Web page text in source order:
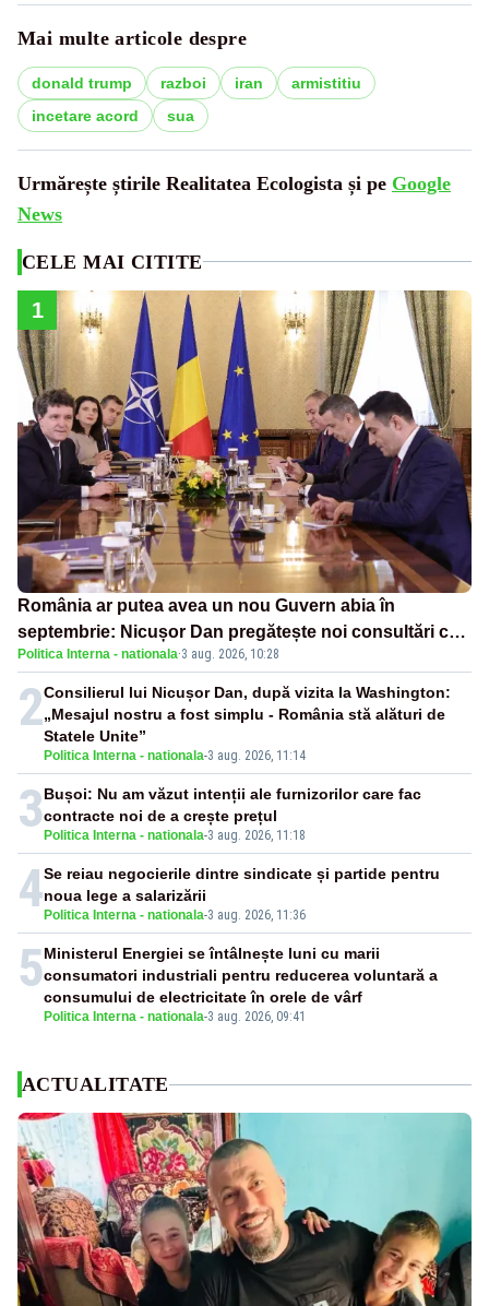
Mai multe articole despre
donald trump razboi iran
armistitiu
incetare acord
sua
Urmărește știrile Realitatea Ecologista și pe Google
News
CELE MAI CITITE
1
România ar putea avea un nou Guvern abia în
septembrie: Nicușor Dan pregătește noi consultări cu
partidele după 15 august
Politica Interna - nationala·3 aug. 2026, 10:28
2
Politica Interna - nationala-3 aug. 2026, 11:14
Consilierul lui Nicușor Dan, după vizita la Washington:
„Mesajul nostru a fost simplu - România stă alături de
Statele Unite”
3 Politica Interna - nationala-3 aug. 2026, 11:18
Bușoi: Nu am văzut intenții ale furnizorilor care fac
contracte noi de a crește prețul
4 Politica Interna - nationala-3 aug. 2026, 11:36
Se reiau negocierile dintre sindicate și partide pentru
noua lege a salarizării
5
Politica Interna - nationala-3 aug. 2026, 09:41
Ministerul Energiei se întâlnește luni cu marii
consumatori industriali pentru reducerea voluntară a
consumului de electricitate în orele de vârf
ACTUALITATE